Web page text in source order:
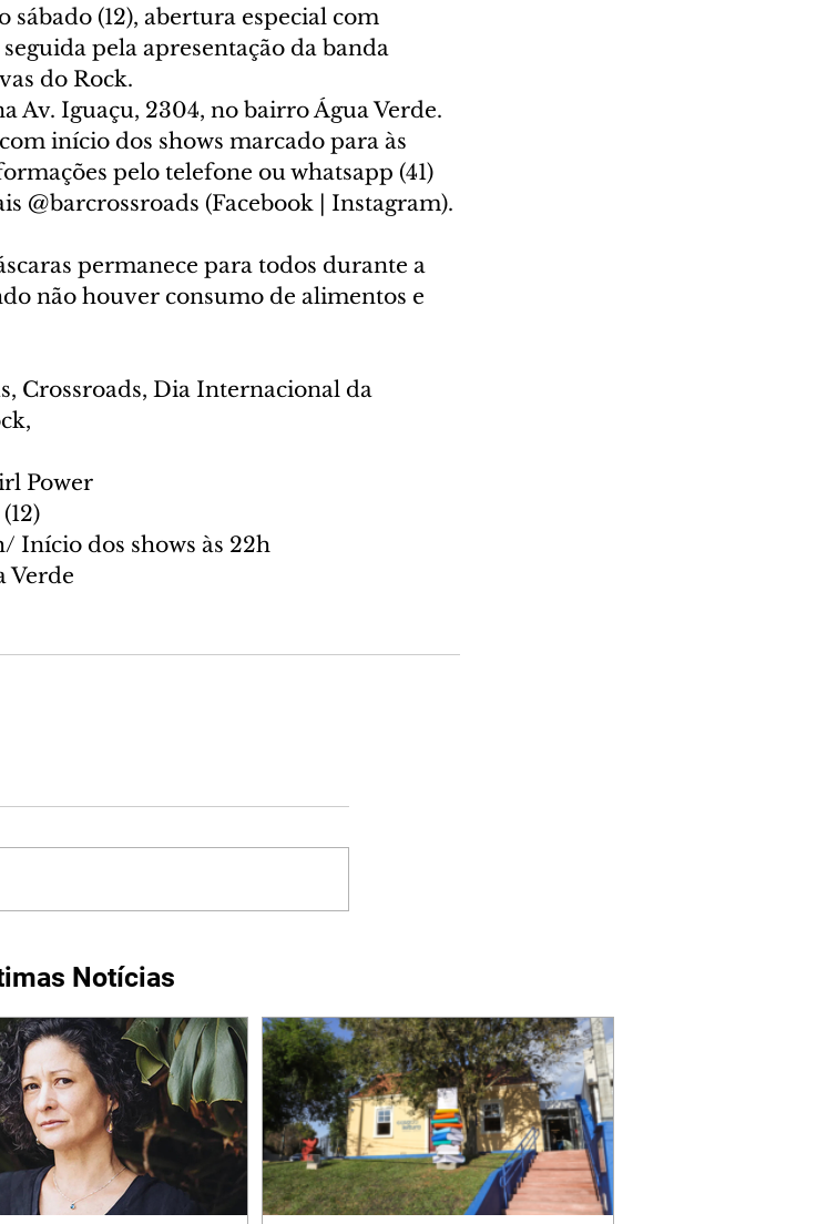
(12), abertura especial com
pela apresentação da banda
do Rock.
Av. Iguaçu, 2304, no bairro Água Verde.
início dos shows marcado para às
pelo telefone ou whatsapp (41)
@barcrossroads (Facebook | Instagram).
permanece para todos durante a
não houver consumo de alimentos e
Crossroads, Dia Internacional da
Power
Início dos shows às 22h
Verde
Notícias